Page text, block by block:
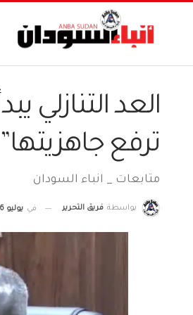
العد التنازلي
ترفع جاهزيتها”
متابعات _ انباء السودان
بواسطة فريق التحرير في يوليو 16, 2025